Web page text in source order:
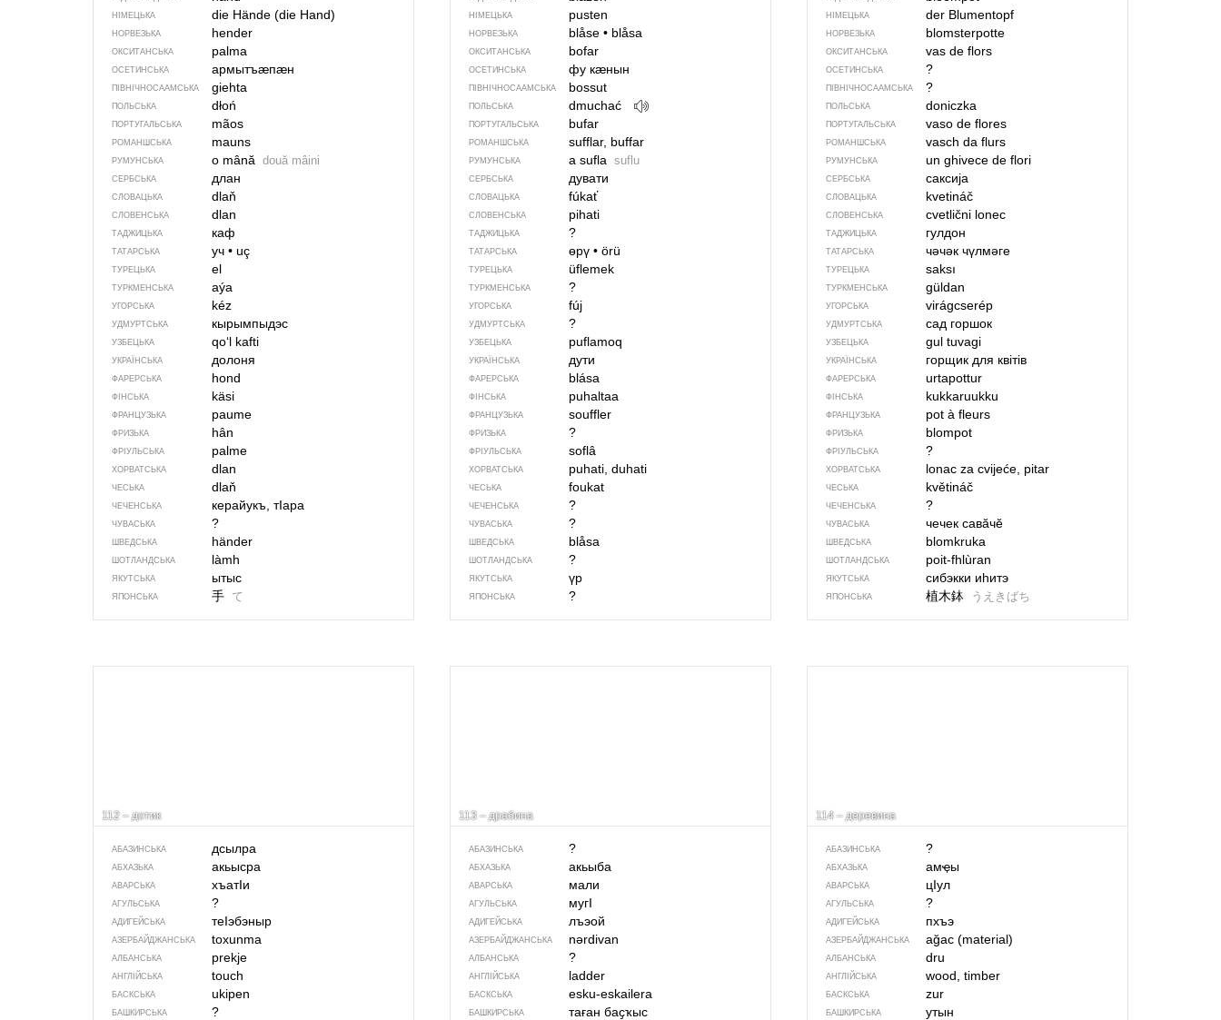
НІМЕЦЬКА die Hände (die Hand)
НОРВЕЗЬКА hender
ОКСИТАНСЬКА palma
ОСЕТИНСЬКА армытъӕпӕн
ПІВНІЧНОСААМСЬКА giehta
ПОЛЬСЬКА dłoń
ПОРТУГАЛЬСЬКА mãos
РОМАНШСЬКА mauns
РУМУНСЬКА o mână două mâini
СЕРБСЬКА длан
СЛОВАЦЬКА dlaň
СЛОВЕНСЬКА dlan
ТАДЖИЦЬКА каф
ТАТАРСЬКА уч •uç
ТУРЕЦЬКА el
ТУРКМЕНСЬКА aýa
УГОРСЬКА kéz
УДМУРТСЬКА кырымпыдэс
УЗБЕЦЬКА qo‘l kafti
УКРАЇНСЬКА долоня
ФАРЕРСЬКА hond
ФІНСЬКА käsi
ФРАНЦУЗЬКА paume
ФРИЗЬКА hân
ФРІУЛЬСЬКА palme
ХОРВАТСЬКА dlan
ЧЕСЬКА dlaň
ЧЕЧЕНСЬКА керайукъ, тIара
ЧУВАСЬКА ?
ШВЕДСЬКА händer
ШОТЛАНДСЬКА làmh
ЯКУТСЬКА ытыс
ЯПОНСЬКА 手 て
НІМЕЦЬКА pusten
НОРВЕЗЬКА blåse • blåsa
ОКСИТАНСЬКА bofar
ОСЕТИНСЬКА фу кӕнын
ПІВНІЧНОСААМСЬКА bossut
ПОЛЬСЬКА dmuchać
ПОРТУГАЛЬСЬКА bufar
РОМАНШСЬКА sufflar, buffar
РУМУНСЬКА a sufla suflu
СЕРБСЬКА дувати
СЛОВАЦЬКА fúkať
СЛОВЕНСЬКА pihati
ТАДЖИЦЬКА ?
ТАТАРСЬКА өрү • örü
ТУРЕЦЬКА üflemek
ТУРКМЕНСЬКА ?
УГОРСЬКА fúj
УДМУРТСЬКА ?
УЗБЕЦЬКА puflamoq
УКРАЇНСЬКА дути
ФАРЕРСЬКА blása
ФІНСЬКА puhaltaa
ФРАНЦУЗЬКА souffler
ФРИЗЬКА ?
ФРІУЛЬСЬКА soflâ
ХОРВАТСЬКА puhati, duhati
ЧЕСЬКА foukat
ЧЕЧЕНСЬКА ?
ЧУВАСЬКА ?
ШВЕДСЬКА blåsa
ШОТЛАНДСЬКА ?
ЯКУТСЬКА үр
ЯПОНСЬКА ?
НІМЕЦЬКА der Blumentopf
НОРВЕЗЬКА blomsterpotte
ОКСИТАНСЬКА vas de flors
ОСЕТИНСЬКА ?
ПІВНІЧНОСААМСЬКА ?
ПОЛЬСЬКА doniczka
ПОРТУГАЛЬСЬКА vaso de flores
РОМАНШСЬКА vasch da flurs
РУМУНСЬКА un ghivece de flori
СЕРБСЬКА саксија
СЛОВАЦЬКА kvetináč
СЛОВЕНСЬКА cvetlični lonec
ТАДЖИЦЬКА гулдон
ТАТАРСЬКА чәчәк чүлмәге
ТУРЕЦЬКА saksı
ТУРКМЕНСЬКА güldan
УГОРСЬКА virágcserép
УДМУРТСЬКА сад горшок
УЗБЕЦЬКА gul tuvagi
УКРАЇНСЬКА горщик для квітів
ФАРЕРСЬКА urtapottur
ФІНСЬКА kukkaruukku
ФРАНЦУЗЬКА pot à fleurs
ФРИЗЬКА blompot
ФРІУЛЬСЬКА ?
ХОРВАТСЬКА lonac za cvijeće, pitar
ЧЕСЬКА květináč
ЧЕЧЕНСЬКА ?
ЧУВАСЬКА чечек савӑчӗ
ШВЕДСЬКА blomkruka
ШОТЛАНДСЬКА poit-fhlùran
ЯКУТСЬКА сибэкки иһитэ
ЯПОНСЬКА 植木鉢 うえきばち
112 – дотик
АБАЗИНСЬКА дсылра
АБХАЗЬКА акьысра
АВАРСЬКА хъатIи
АГУЛЬСЬКА ?
АДИГЕЙСЬКА теIэбэныр
АЗЕРБАЙДЖАНСЬКА toxunma
АЛБАНСЬКА prekje
АНГЛІЙСЬКА touch
БАСКСЬКА ukipen
БАШКИРСЬКА ?
113 – драбина
АБАЗИНСЬКА ?
АБХАЗЬКА акьыба
АВАРСЬКА мали
АГУЛЬСЬКА мугI
АДИГЕЙСЬКА лъэой
АЗЕРБАЙДЖАНСЬКА nərdivan
АЛБАНСЬКА ?
АНГЛІЙСЬКА ladder
БАСКСЬКА esku-eskailera
БАШКИРСЬКА таған баҫҡыс
114 – деревина
АБАЗИНСЬКА ?
АБХАЗЬКА амҿы
АВАРСЬКА цIул
АГУЛЬСЬКА ?
АДИГЕЙСЬКА пхъэ
АЗЕРБАЙДЖАНСЬКА ağac (material)
АЛБАНСЬКА dru
АНГЛІЙСЬКА wood, timber
БАСКСЬКА zur
БАШКИРСЬКА утын